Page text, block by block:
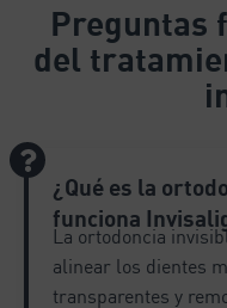
n
Preguntas
del
¿Qué es la
funciona
La ortodoncia
alinear los dientes
transparentes y